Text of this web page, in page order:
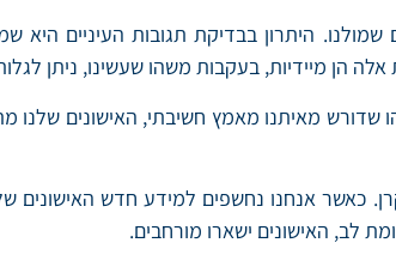
היתרון בבדיקת תגובות העיניים
משהו מאוד מסקרן. כאשר אנחנו נחשפים למידע
לב, האישונים ישארו מורחבים.